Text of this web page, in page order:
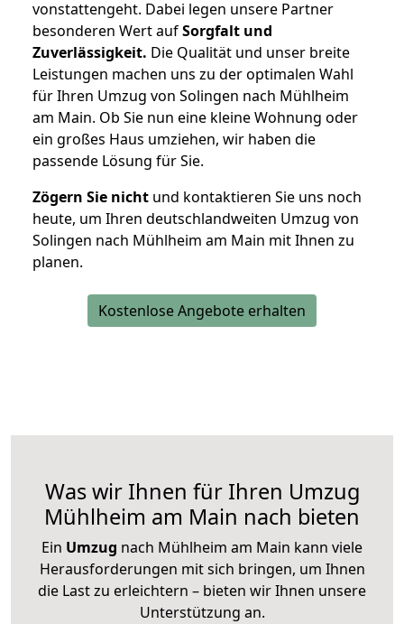
vonstattengeht. Dabei legen unsere Partner
besonderen Wert aufSorgfalt und
Zuverlässigkeit. Die Qualität und unser breite
Leistungen machen uns zu der optimalen Wahl
für Ihren Umzug von Solingen nach Mühlheim
am Main. Ob Sie nun eine kleine Wohnung oder
ein großes Haus umziehen, wir haben die
passende Lösung für Sie.
Zögern Sie nicht und kontaktieren Sie uns noch
heute, um Ihren deutschlandweiten Umzug von
Solingen nach Mühlheim am Main mit Ihnen zu
planen.
Kostenlose Angebote erhalten
Was wir Ihnen für Ihren Umzug
Mühlheim am Main nach bieten
Ein Umzug nach Mühlheim am Main kann viele
Herausforderungen mit sich bringen, um Ihnen
die Last zu erleichtern – bieten wir Ihnen unsere
Unterstützung an.